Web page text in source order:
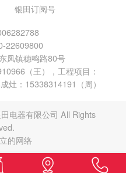
银田订阅号
22609800
凤镇穗鸣路80号
（王），工程项目：
灶：15338314191（周）
电器有限公司 All Rights
立的网络